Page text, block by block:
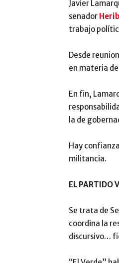
Javier
senador
trabajo
Desde
en materia
En fin,
la de
Hay
militancia.
EL PARTIDO
Se trata de
coordina la
discursivo…